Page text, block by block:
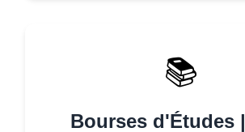
📚
Bourses d'Études | المنح